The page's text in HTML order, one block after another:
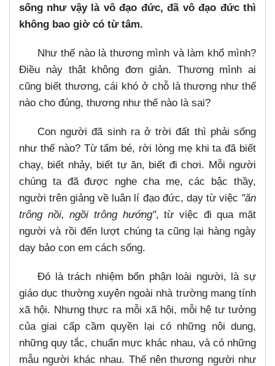
sống như vậy là vô đạo đức, đã vô đạo đức thì
không bao giờ có từ tâm.
Như thế nào là thương mình và làm khổ mình?
Điều này thật không đơn giản. Thương mình ai
cũng biết thương, cái khó ở chỗ là thương như thế
nào cho đúng, thương như thế nào là sai?
Con người đã sinh ra ở trời đất thì phải sống
như thế nào? Từ tấm bé, rời lòng mẹ khi ta đã biết
chạy, biết nhảy, biết tự ăn, biết đi chơi. Mỗi người
chúng ta đã được nghe cha mẹ, các bậc thầy,
người trên giảng về luân lí đạo đức, dạy từ việc "ăn
trông nồi, ngồi trông hướng", từ việc đi qua mặt
người và rồi đến lượt chúng ta cũng lại hàng ngày
dạy bảo con em cách sống.
Đó là trách nhiệm bổn phận loài người, là sự
giáo dục thường xuyên ngoài nhà trường mang tính
xã hội. Nhưng thực ra mỗi xã hội, mỗi hệ tư tưởng
của giai cấp cầm quyền lại có những nội dung,
những quy tắc, chuẩn mực khác nhau, và có những
mẫu người khác nhau. Thế nên thương người như